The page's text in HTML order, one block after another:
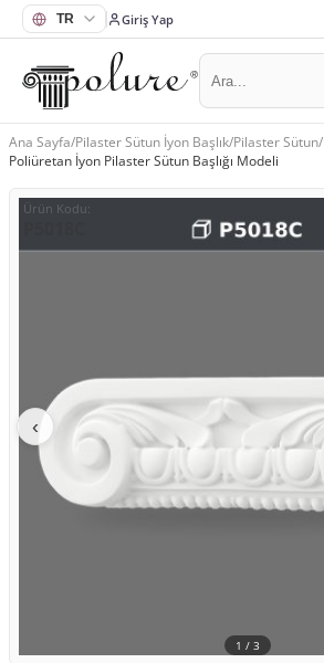
Giriş Yap
Ana Sayfa/Pilaster Sütun İyon Başlık/Pilaster Sütun/
Poliüretan İyon Pilaster Sütun Başlığı Modeli
Ürün Kodu:
‹
1 / 3